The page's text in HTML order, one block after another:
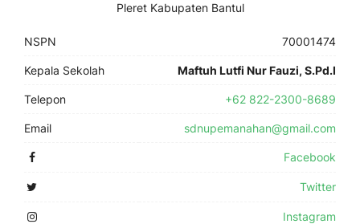
Pleret Kabupaten Bantul
NSPN 70001474
Kepala Sekolah Maftuh Lutfi Nur Fauzi, S.Pd.I
Telepon +62 822-2300-8689
Email sdnupemanahan@gmail.com
Facebook
Twitter
Instagram